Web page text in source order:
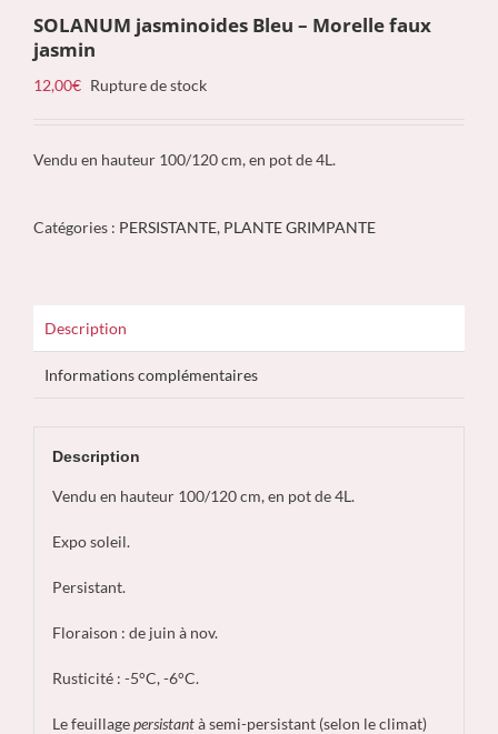
SOLANUM jasminoides Bleu – Morelle faux
jasmin
12,00€ Rupture de stock
Vendu en hauteur 100/120 cm, en pot de 4L.
Catégories : PERSISTANTE, PLANTE GRIMPANTE
Description
Informations complémentaires
Description
Vendu en hauteur 100/120 cm, en pot de 4L.
Expo soleil.
Persistant.
Floraison : de juin à nov.
Rusticité : -5°C, -6°C.
Le feuillagepersistantà semi-persistant (selon le climat)